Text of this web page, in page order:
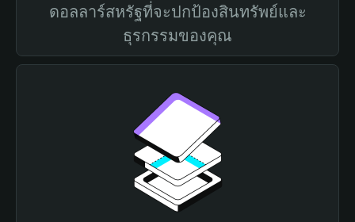
ดอลลาร์สหรัฐที่จะปกป้องสินทรัพย์และ
ธุรกรรมของคุณ